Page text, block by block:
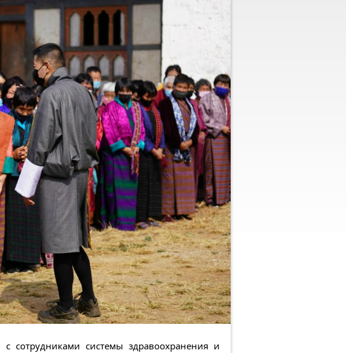
сотрудниками системы здравоохранения и